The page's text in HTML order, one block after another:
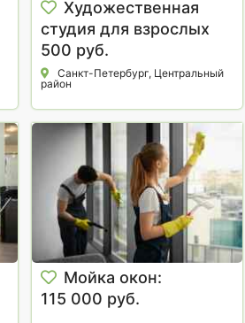
Художественная
студия для взрослых
Артика.
500 руб.
Санкт-Петербург, Центральный
район
Мойка окон:
115 000 руб.